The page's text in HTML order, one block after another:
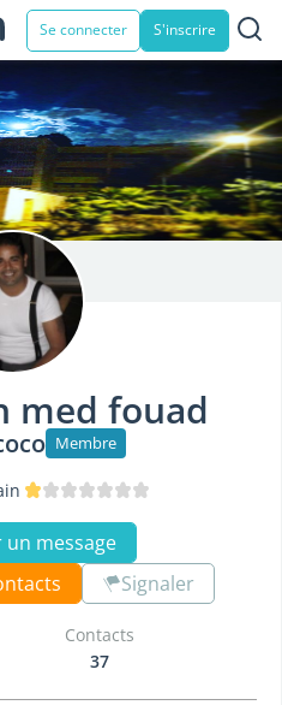
Se connecter S'inscrire
med fouad
Membre
un message
Signaler
Contacts
37